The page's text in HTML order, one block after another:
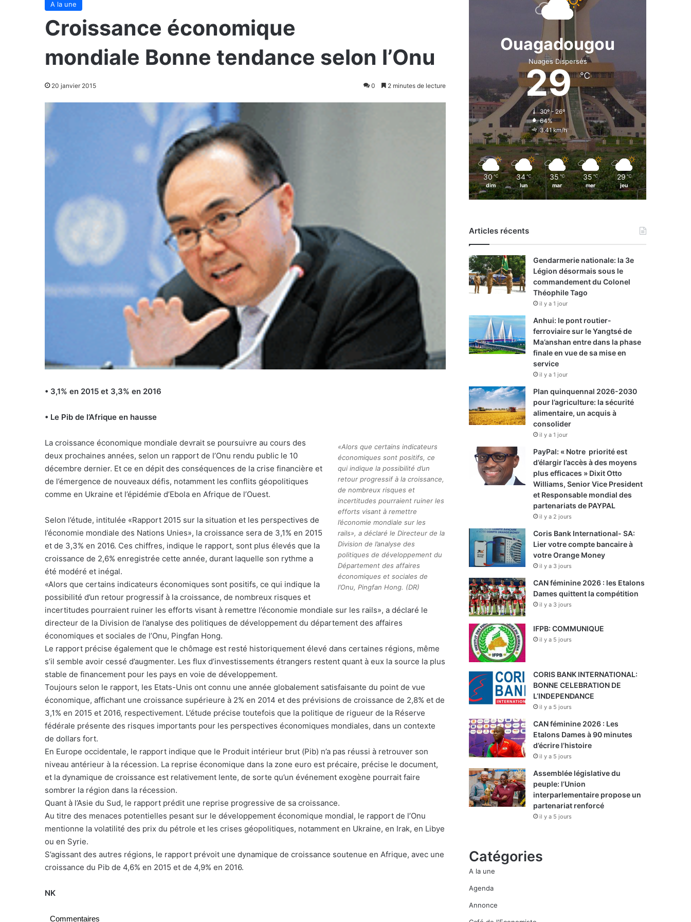
A la une
Croissance économique
mondiale Bonne tendance selon l’Onu
20 janvier 2015 0 2 minutes de lecture
• 3,1% en 2015 et 3,3% en 2016
• Le Pib de l’Afrique en hausse
«Alors que certains indicateurs
économiques sont positifs, ce
qui indique la possibilité d’un
retour progressif à la croissance,
de nombreux risques et
incertitudes pourraient ruiner les
efforts visant à remettre
l’économie mondiale sur les
rails», a déclaré le Directeur de la
Division de l’analyse des
politiques de développement du
Département des affaires
économiques et sociales de
l’Onu, Pingfan Hong. (DR)
La croissance économique mondiale devrait se poursuivre au cours des
deux prochaines années, selon un rapport de l’Onu rendu public le 10
décembre dernier. Et ce en dépit des conséquences de la crise financière et
de l’émergence de nouveaux défis, notamment les conflits géopolitiques
comme en Ukraine et l’épidémie d’Ebola en Afrique de l’Ouest.
Selon l’étude, intitulée «Rapport 2015 sur la situation et les perspectives de
l’économie mondiale des Nations Unies», la croissance sera de 3,1% en 2015
et de 3,3% en 2016. Ces chiffres, indique le rapport, sont plus élevés que la
croissance de 2,6% enregistrée cette année, durant laquelle son rythme a
été modéré et inégal.
«Alors que certains indicateurs économiques sont positifs, ce qui indique la
possibilité d’un retour progressif à la croissance, de nombreux risques et
incertitudes pourraient ruiner les efforts visant à remettre l’économie mondiale sur les rails», a déclaré le
directeur de la Division de l’analyse des politiques de développement du département des affaires
économiques et sociales de l’Onu, Pingfan Hong.
Le rapport précise également que le chômage est resté historiquement élevé dans certaines régions, même
s’il semble avoir cessé d’augmenter. Les flux d’investissements étrangers restent quant à eux la source la plus
stable de financement pour les pays en voie de développement.
Toujours selon le rapport, les Etats-Unis ont connu une année globalement satisfaisante du point de vue
économique, affichant une croissance supérieure à 2% en 2014 et des prévisions de croissance de 2,8% et de
3,1% en 2015 et 2016, respectivement. L’étude précise toutefois que la politique de rigueur de la Réserve
fédérale présente des risques importants pour les perspectives économiques mondiales, dans un contexte
de dollars fort.
En Europe occidentale, le rapport indique que le Produit intérieur brut (Pib) n’a pas réussi à retrouver son
niveau antérieur à la récession. La reprise économique dans la zone euro est précaire, précise le document,
et la dynamique de croissance est relativement lente, de sorte qu’un événement exogène pourrait faire
sombrer la région dans la récession.
Quant à l’Asie du Sud, le rapport prédit une reprise progressive de sa croissance.
Au titre des menaces potentielles pesant sur le développement économique mondial, le rapport de l’Onu
mentionne la volatilité des prix du pétrole et les crises géopolitiques, notamment en Ukraine, en Irak, en Libye
ou en Syrie.
S’agissant des autres régions, le rapport prévoit une dynamique de croissance soutenue en Afrique, avec une
croissance du Pib de 4,6% en 2015 et de 4,9% en 2016.
NK
Commentaires
Ouagadougou
Nuages Dispersés
29℃
30º - 26º
64%
3.41 km/h
30 ℃
dim
34 ℃
lun
35 ℃
mar
35 ℃
mer
29 ℃
jeu
Articles récents
Gendarmerie nationale: la 3e
Légion désormais sous le
commandement du Colonel
Théophile Tago
il y a 1 jour
Anhui: le pont routier-
ferroviaire sur le Yangtsé de
Ma’anshan entre dans la phase
finale en vue de sa mise en
service
il y a 1 jour
Plan quinquennal 2026-2030
pour l’agriculture: la sécurité
alimentaire, un acquis à
consolider
il y a 1 jour
PayPal: « Notre priorité est
d’élargir l’accès à des moyens
plus efficaces » Dixit Otto
Williams, Senior Vice President
et Responsable mondial des
partenariats de PAYPAL
il y a 2 jours
Coris Bank International- SA:
Lier votre compte bancaire à
votre Orange Money
il y a 3 jours
CAN féminine 2026 : les Etalons
Dames quittent la compétition
il y a 3 jours
IFPB: COMMUNIQUE
il y a 5 jours
CORIS BANK INTERNATIONAL:
BONNE CELEBRATION DE
L’INDEPENDANCE
il y a 5 jours
CAN féminine 2026 : Les
Etalons Dames à 90 minutes
d’écrire l’histoire
il y a 5 jours
Assemblée législative du
peuple: l’Union
interparlementaire propose un
partenariat renforcé
il y a 5 jours
Catégories
A la une
Agenda
Annonce